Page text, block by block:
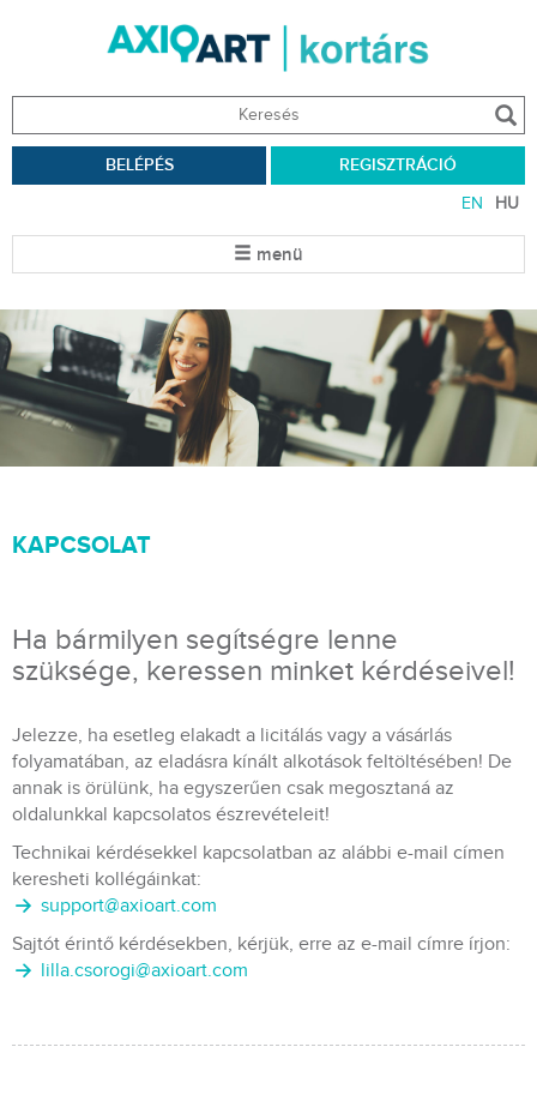
BELÉPÉS REGISZTRÁCIÓ
EN HU
menü
KAPCSOLAT
Ha bármilyen segítségre lenne
szüksége, keressen minket kérdéseivel!
Jelezze, ha esetleg elakadt a licitálás vagy a vásárlás
folyamatában, az eladásra kínált alkotások feltöltésében! De
annak is örülünk, ha egyszerűen csak megosztaná az
oldalunkkal kapcsolatos észrevételeit!
Technikai kérdésekkel kapcsolatban az alábbi e-mail címen
keresheti kollégáinkat:
support@axioart.com
Sajtót érintő kérdésekben, kérjük, erre az e-mail címre írjon:
lilla.csorogi@axioart.com